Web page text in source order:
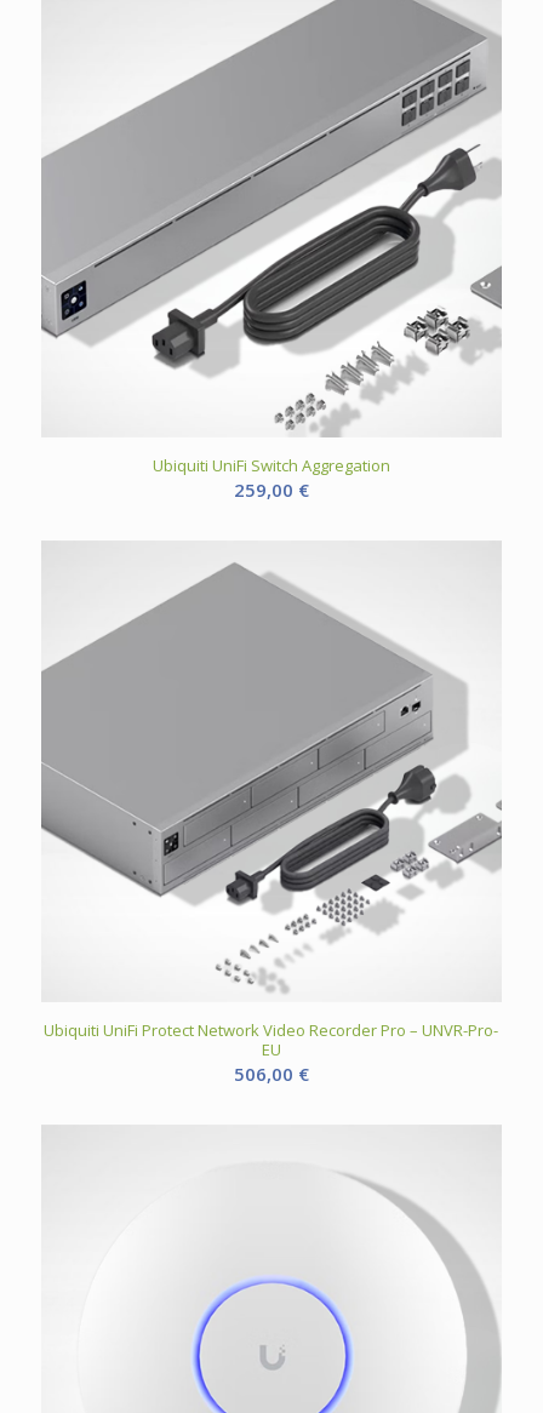
Ubiquiti UniFi Switch Aggregation
259,00 €
Ubiquiti UniFi Protect Network Video Recorder Pro – UNVR-Pro-
EU
506,00 €